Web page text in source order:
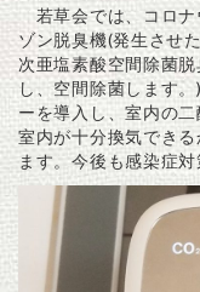
若草会では、コロナ
ゾン脱臭機(発生させ
次亜塩素酸空間除菌
し、空間除菌します
ーを導入し、室内の
室内が十分換気でき
ます。今後も感染症